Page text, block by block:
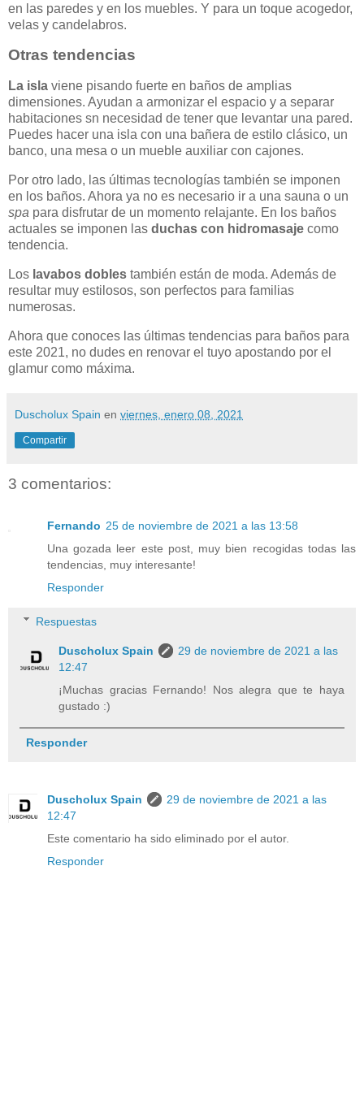
en las paredes y en los muebles. Y para un toque acogedor,
velas y candelabros.
Otras tendencias
La isla viene pisando fuerte en baños de amplias
dimensiones. Ayudan a armonizar el espacio y a separar
habitaciones sn necesidad de tener que levantar una pared.
Puedes hacer una isla con una bañera de estilo clásico, un
banco, una mesa o un mueble auxiliar con cajones.
Por otro lado, las últimas tecnologías también se imponen
en los baños. Ahora ya no es necesario ir a una sauna o un
spa para disfrutar de un momento relajante. En los baños
actuales se imponen las duchas con hidromasaje como
tendencia.
Los lavabos dobles también están de moda. Además de
resultar muy estilosos, son perfectos para familias
numerosas.
Ahora que conoces las últimas tendencias para baños para
este 2021, no dudes en renovar el tuyo apostando por el
glamur como máxima.
Duscholux Spain en viernes, enero 08, 2021
Compartir
3 comentarios:
Fernando 25 de noviembre de 2021 a las 13:58
Una gozada leer este post, muy bien recogidas todas las
tendencias, muy interesante!
Responder
Respuestas
Duscholux Spain
29 de noviembre de 2021 a las
12:47
¡Muchas gracias Fernando! Nos alegra que te haya
gustado :)
Responder
Duscholux Spain
29 de noviembre de 2021 a las
12:47
Este comentario ha sido eliminado por el autor.
Responder